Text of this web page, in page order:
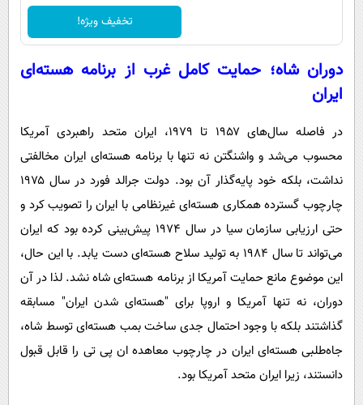
تخفیف ویژه!
دوران شاه؛ حمایت کامل غرب از برنامه هسته‌ای
ایران
در فاصله سال‌های ۱۹۵۷ تا ۱۹۷۹، ایران متحد راهبردی آمریکا
محسوب می‌شد و واشنگتن نه تنها با برنامه هسته‌ای ایران مخالفتی
نداشت، بلکه خود پایه‌گذار آن بود. دولت جرالد فورد در سال ۱۹۷۵
چارچوب گسترده همکاری هسته‌ای غیرنظامی با ایران را تصویب کرد و
حتی ارزیابی سازمان سیا در سال ۱۹۷۴ پیش‌بینی کرده بود که ایران
می‌تواند تا سال ۱۹۸۴ به تولید سلاح هسته‌ای دست یابد. با این حال،
این موضوع مانع حمایت آمریکا از برنامه هسته‌ای شاه نشد. لذا در آن
دوران، نه تنها آمریکا و اروپا برای "هسته‌ای شدن ایران" مسابقه
گذاشتند بلکه با وجود احتمال جدی ساخت بمب هسته‌ای توسط شاه،
جاه‌طلبی هسته‌ای ایران در چارچوب معاهده ان پی تی را قابل قبول
دانستند، زیرا ایران متحد آمریکا بود.